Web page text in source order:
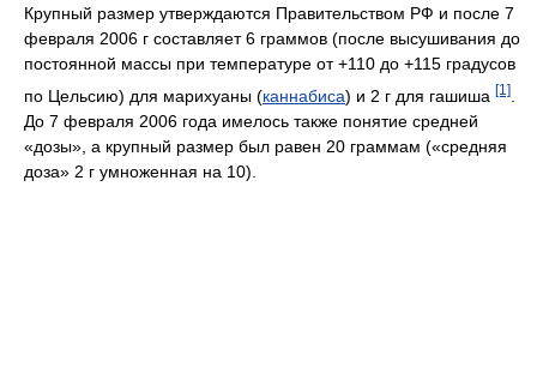
Крупный размер утверждаются Правительством РФ и после 7
февраля 2006 г составляет 6 граммов (после высушивания до
постоянной массы при температуре от +110 до +115 градусов
по Цельсию) для марихуаны (каннабиса) и 2 г для гашиша [1]
До 7 февраля 2006 года имелось также понятие средней
«дозы», а крупный размер был равен 20 граммам («средняя
доза» 2 г умноженная на 10).